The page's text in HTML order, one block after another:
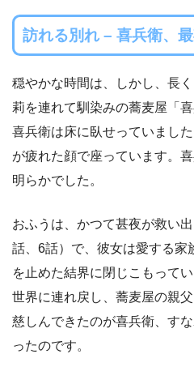
訪れる別れ – 喜兵衛、
穏やかな時間は、しかし、長
莉を連れて馴染みの蕎麦屋「
喜兵衛は床に臥せっていまし
が疲れた顔で座っています。
明らかでした。
おふうは、かつて甚夜が救い
話、6話）で、彼女は愛する家
を止めた結界に閉じこもって
世界に連れ戻し、蕎麦屋の親
慈しんできたのが喜兵衛、す
ったのです。